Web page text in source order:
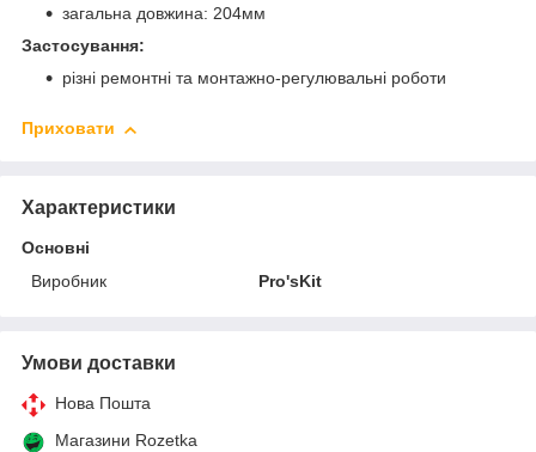
загальна довжина: 204мм
Застосування:
різні ремонтні та монтажно-регулювальні роботи
Приховати
Характеристики
Основні
Виробник
Pro'sKit
Умови доставки
Нова Пошта
Магазини Rozetka